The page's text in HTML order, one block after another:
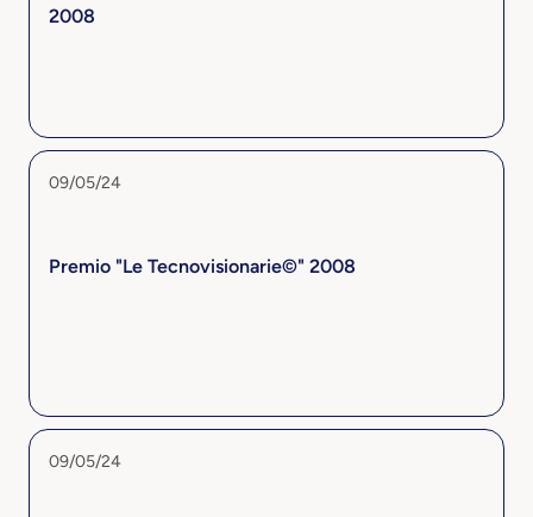
2008
09/05/24
Premio "Le Tecnovisionarie©" 2008
09/05/24